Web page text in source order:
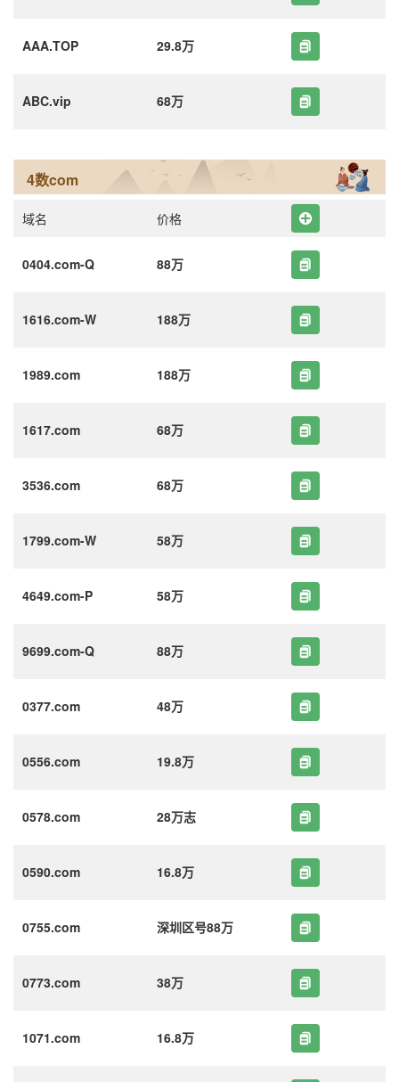
AAA.TOP 29.8万
ABC.vip 68万
4数com
域名 价格
0404.com-Q 88万
1616.com-W 188万
1989.com 188万
1617.com 68万
3536.com 68万
1799.com-W 58万
4649.com-P 58万
9699.com-Q 88万
0377.com 48万
0556.com 19.8万
0578.com 28万志
0590.com 16.8万
0755.com 深圳区号88万
0773.com 38万
1071.com 16.8万